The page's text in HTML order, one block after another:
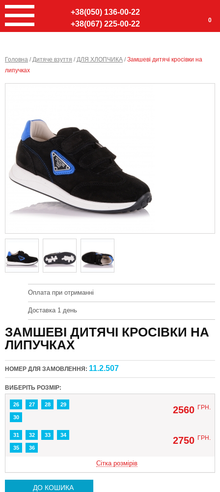
+38(050) 136-00-22
+38(067) 225-00-22
0
Головна /Дитяче взуття /ДЛЯ ХЛОПЧИКА /Замшеві дитячі кросівки на
липучках
Оплата при отриманні
Доставка 1 день
ЗАМШЕВІ ДИТЯЧІ КРОСІВКИ НА
ЛИПУЧКАХ
НОМЕР ДЛЯ ЗАМОВЛЕННЯ: 11.2.507
ВИБЕРІТЬ РОЗМІР:
26 27 28 29
30
2560 ГРН.
31 32 33 34
35 36
2750 ГРН.
Сітка розмірів
ДО КОШИКА